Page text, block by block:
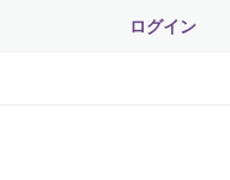
ログイン